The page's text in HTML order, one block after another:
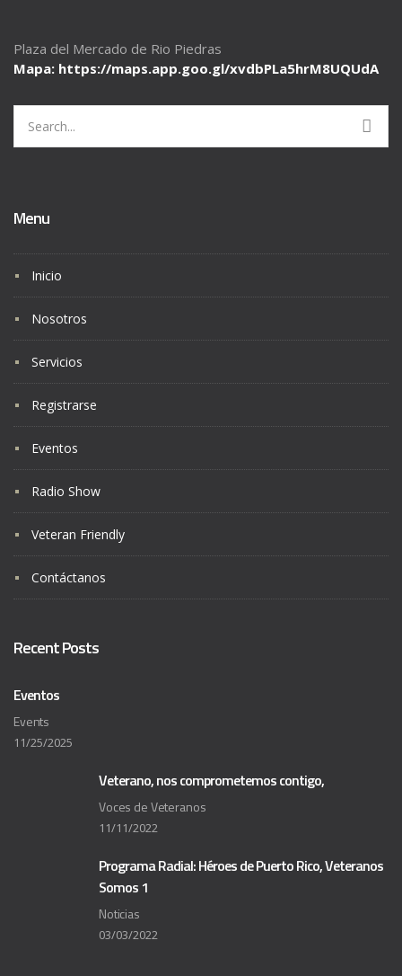
Plaza del Mercado de Rio Piedras
Mapa: https://maps.app.goo.gl/xvdbPLa5hrM8UQUdA
for:
Menu
Inicio
Nosotros
Servicios
Registrarse
Eventos
Radio Show
Veteran Friendly
Contáctanos
Recent Posts
Eventos
Events
11/25/2025
Veterano, nos comprometemos contigo,
Voces de Veteranos
11/11/2022
Programa Radial: Héroes de Puerto Rico, Veteranos
Somos 1
Noticias
03/03/2022